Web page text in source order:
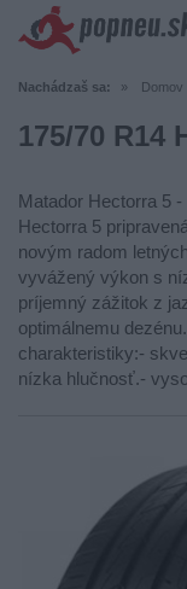
Nachádzaš sa: Domov
175/70 R14
Matador Hectorra 5
Hectorra 5
novým radom
vyvážený výkon s
príjemný zážitok z
optimálnemu
charakteristiky:-
nízka hlučnosť.-